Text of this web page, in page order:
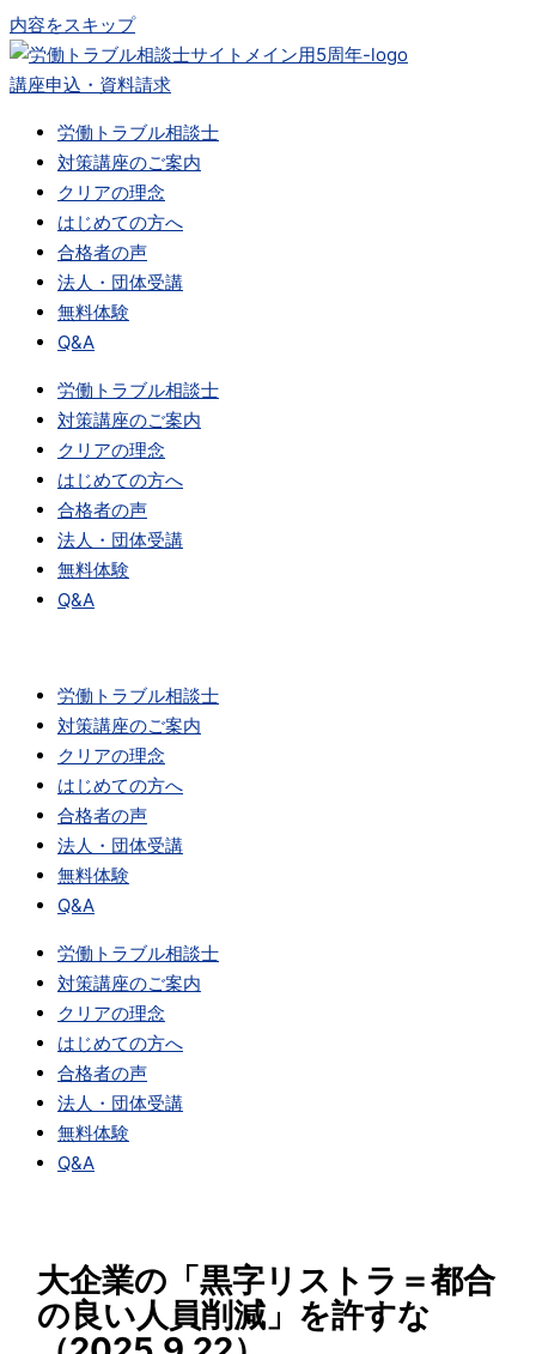
内容をスキップ
講座申込・資料請求
労働トラブル相談士
対策講座のご案内
クリアの理念
はじめての方へ
合格者の声
法人・団体受講
無料体験
Q&A
労働トラブル相談士
対策講座のご案内
クリアの理念
はじめての方へ
合格者の声
法人・団体受講
無料体験
Q&A
労働トラブル相談士
対策講座のご案内
クリアの理念
はじめての方へ
合格者の声
法人・団体受講
無料体験
Q&A
労働トラブル相談士
対策講座のご案内
クリアの理念
はじめての方へ
合格者の声
法人・団体受講
無料体験
Q&A
大企業の「黒字リストラ＝都合
の良い人員削減」を許すな